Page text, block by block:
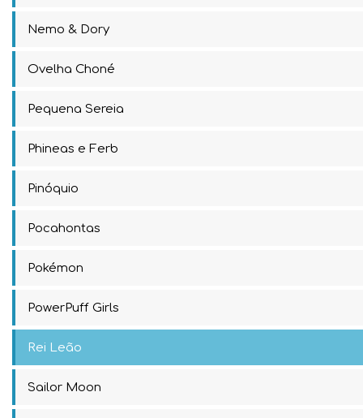
Nemo & Dory
Ovelha Choné
Pequena Sereia
Phineas e Ferb
Pinóquio
Pocahontas
Pokémon
PowerPuff Girls
Rei Leão
Sailor Moon